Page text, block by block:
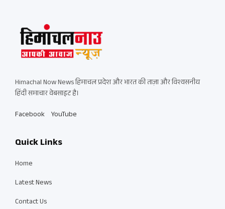
Himachal Now News हिमाचल प्रदेश और भारत की ताज़ा और विश्वसनीय
हिंदी समाचार वेबसाइट है।
Facebook YouTube
Quick Links
Home
Latest News
Contact Us